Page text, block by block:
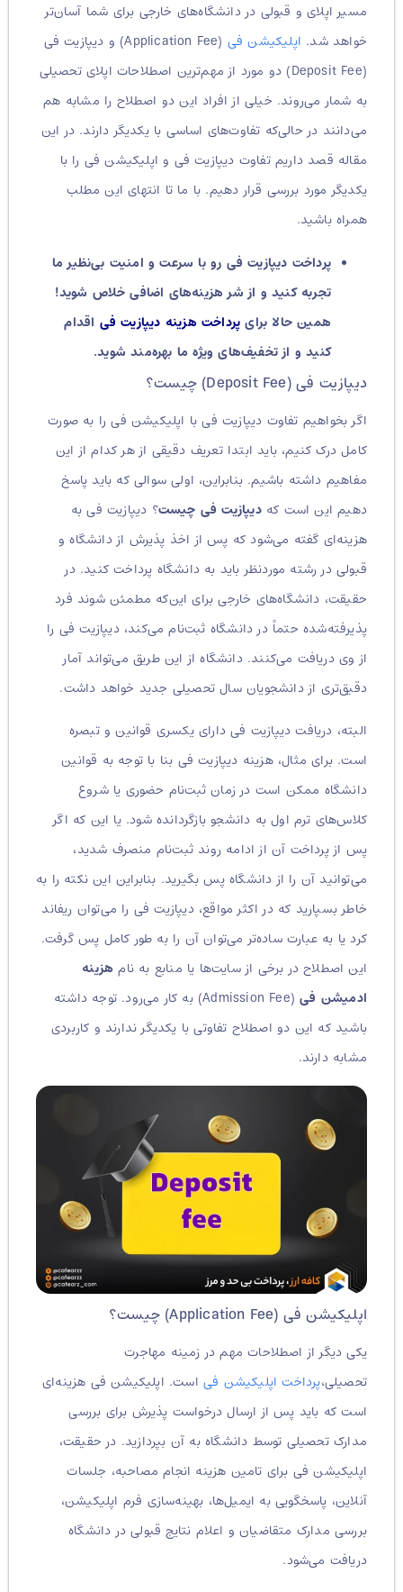
مسیر اپلای و قبولی در دانشگاه‌های خارجی برای شما آسان‌تر
خواهد شد. اپلیکیشن فی
(Application Fee) و دیپازیت فی
(Deposit Fee) دو مورد از مهم‌ترین اصطلاحات اپلای تحصیلی
به شمار می‌روند. خیلی از افراد این دو اصطلاح را مشابه هم
می‌دانند در حالی‌که تفاوت‌های اساسی با یکدیگر دارند. در این
مقاله قصد داریم تفاوت دیپازیت فی و اپلیکیشن فی را با
یکدیگر مورد بررسی قرار دهیم. با ما تا انتهای این مطلب
همراه باشید.
پرداخت دیپازیت فی رو با سرعت و امنیت بی‌نظیر ما
تجربه کنید و از شر هزینه‌های اضافی خلاص شوید!
همین حالا برای پرداخت هزینه دیپازیت فیاقدام
کنید و از تخفیف‌های ویژه ما بهره‌مند شوید.
دیپازیت فی (Deposit Fee) چیست؟
اگر بخواهیم تفاوت دیپازیت فی با اپلیکیشن فی را به صورت
کامل درک کنیم، باید ابتدا تعریف دقیقی از هر کدام از این
مفاهیم داشته باشیم. بنابراین، اولی سوالی که باید پاسخ
دهیم این است کهدیپازیت فی چیست؟ دیپازیت فی به
هزینه‌ای گفته می‌شود که پس از اخذ پذیرش از دانشگاه و
قبولی در رشته موردنظر باید به دانشگاه پرداخت کنید. در
حقیقت، دانشگاه‌های خارجی برای این‌که مطمئن شوند فرد
پذیرفته‌شده حتماً در دانشگاه ثبت‌‌نام می‌کند، دیپازیت فی را
از وی دریافت می‌کنند. دانشگاه از این طریق می‌تواند آمار
دقیق‌تری از دانشجویان سال تحصیلی جدید خواهد داشت.
البته، دریافت دیپازیت فی دارای یکسری قوانین و تبصره
است. برای مثال، هزینه دیپازیت فی بنا با توجه به قوانین
دانشگاه ممکن است در زمان ثبت‌نام حضوری یا شروع
کلاس‌های ترم اول به دانشجو بازگردانده شود. یا این که اگر
پس از پرداخت آن از ادامه روند ثبت‌نام منصرف شدید،
می‌توانید آن را از دانشگاه پس بگیرید. بنابراین این نکته را به
خاطر بسپارید که در اکثر مواقع، دیپازیت فی را می‌توان ریفاند
کرد یا به عبارت ساده‌تر می‌توان آن را به طور کامل پس گرفت.
این اصطلاح در برخی از سایت‌ها یا منابع به نامهزینه
ادمیشن فی
(Admission Fee) به کار می‌رود. توجه داشته
باشید که این دو اصطلاح تفاوتی با یکدیگر ندارند و کاربردی
مشابه دارند.
اپلیکیشن فی (Application Fee) چیست؟
یکی دیگر از اصطلاحات مهم در زمینه مهاجرت
تحصیلی،پرداخت اپلیکیشن فیاست. اپلیکیشن فی هزینه‌ای
است که باید پس از ارسال درخواست پذیرش برای بررسی
مدارک تحصیلی توسط دانشگاه به آن بپردازید. در حقیقت،
اپلیکیشن فی برای تامین هزینه انجام مصاحبه، جلسات
آنلاین، پاسخگویی به ایمیل‌ها، بهینه‌سازی فرم اپلیکیشن،
بررسی مدارک متقاضیان و اعلام نتایج قبولی در دانشگاه
دریافت می‌شود.